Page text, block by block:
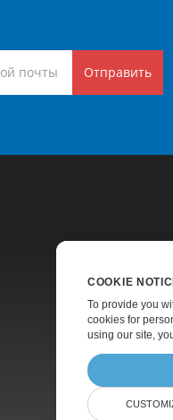
Отправить
Цены
О
COOKIE
To provide you
cookies for
using our site,